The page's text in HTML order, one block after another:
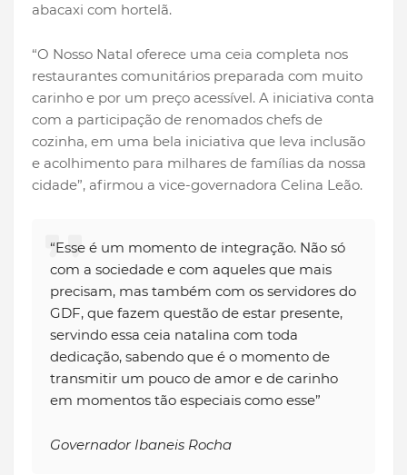
abacaxi com hortelã.
“O Nosso Natal oferece uma ceia completa nos
restaurantes comunitários preparada com muito
carinho e por um preço acessível. A iniciativa conta
com a participação de renomados chefs de
cozinha, em uma bela iniciativa que leva inclusão
e acolhimento para milhares de famílias da nossa
cidade”, afirmou a vice-governadora Celina Leão.
“Esse é um momento de integração. Não só
com a sociedade e com aqueles que mais
precisam, mas também com os servidores do
GDF, que fazem questão de estar presente,
servindo essa ceia natalina com toda
dedicação, sabendo que é o momento de
transmitir um pouco de amor e de carinho
em momentos tão especiais como esse”
Governador Ibaneis Rocha